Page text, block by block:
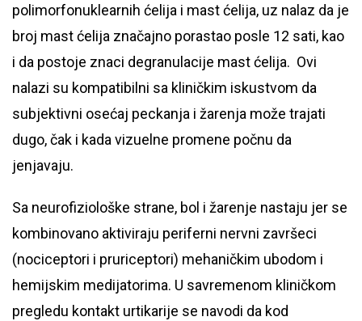
polimorfonuklearnih ćelija i mast ćelija, uz nalaz da je
broj mast ćelija značajno porastao posle 12 sati, kao
i da postoje znaci degranulacije mast ćelija. Ovi
nalazi su kompatibilni sa kliničkim iskustvom da
subjektivni osećaj peckanja i žarenja može trajati
dugo, čak i kada vizuelne promene počnu da
jenjavaju.
Sa neurofiziološke strane, bol i žarenje nastaju jer se
kombinovano aktiviraju periferni nervni završeci
(nociceptori i pruriceptori) mehaničkim ubodom i
hemijskim medijatorima. U savremenom kliničkom
pregledu kontakt urtikarije se navodi da kod